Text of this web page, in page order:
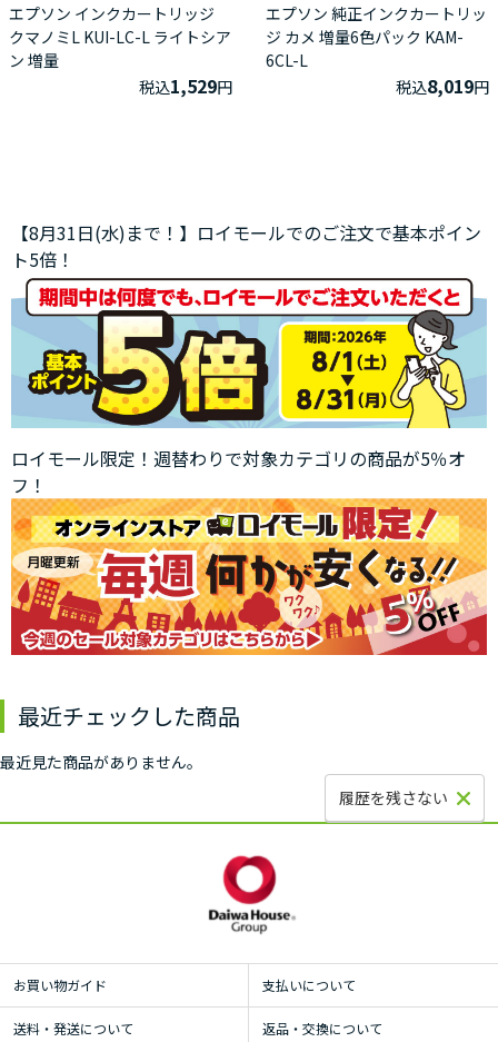
エプソン インクカートリッジ
クマノミL KUI-LC-L ライトシア
ン 増量
税込1,529円
エプソン 純正インクカートリッ
ジ カメ 増量6色パック KAM-
6CL-L
税込8,019円
【8月31日(水)まで！】ロイモールでのご注文で基本ポイン
ト5倍！
ロイモール限定！週替わりで対象カテゴリの商品が5％オ
フ！
最近チェックした商品
最近見た商品がありません。
履歴を残さない
お買い物ガイド 支払いについて
送料・発送について 返品・交換について